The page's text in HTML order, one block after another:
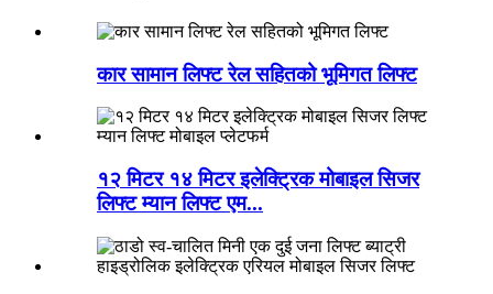
कार सामान लिफ्ट रेल सहितको भूमिगत लिफ्ट
१२ मिटर १४ मिटर इलेक्ट्रिक मोबाइल सिजर
लिफ्ट म्यान लिफ्ट एम...